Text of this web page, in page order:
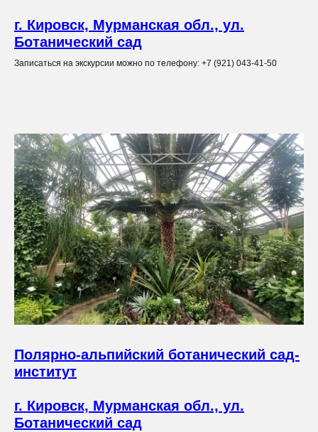
г. Кировск, Мурманская обл., ул.
Ботанический сад
Записаться на экскурсии можно по телефону: +7 (921) 043-41-50
Полярно-альпийский ботанический сад-
институт
г. Кировск, Мурманская обл., ул.
Ботанический сад